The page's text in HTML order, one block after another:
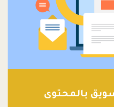
بالمحتوى